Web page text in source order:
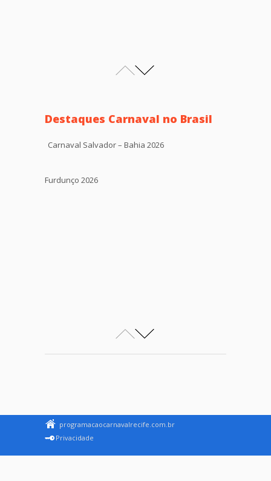
Destaques Carnaval no Brasil
Carnaval Salvador – Bahia 2026
Furdunço 2026
programacaocarnavalrecife.com.br
Privacidade